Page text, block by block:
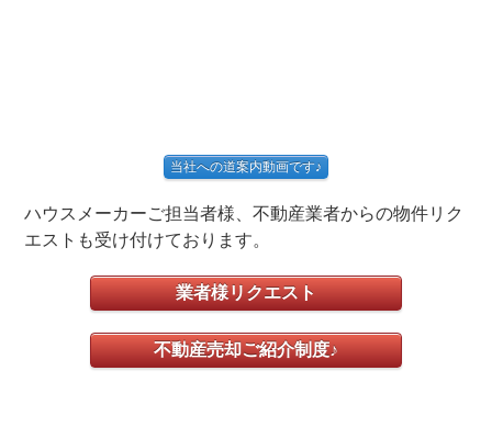
当社への道案内動画です♪
ハウスメーカーご担当者様、不動産業者からの物件リク
エストも受け付けております。
業者様リクエスト
不動産売却ご紹介制度♪